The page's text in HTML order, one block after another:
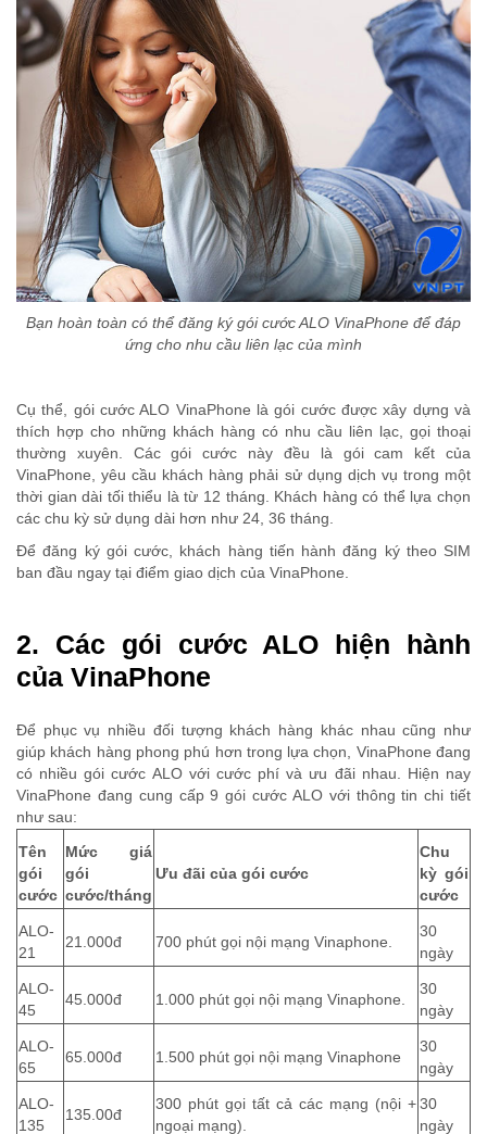
Bạn hoàn toàn có thể đăng ký gói cước ALO VinaPhone để đáp
ứng cho nhu cầu liên lạc của mình
Cụ thể, gói cước ALO VinaPhone là gói cước được xây dựng và
thích hợp cho những khách hàng có nhu cầu liên lạc, gọi thoại
thường xuyên. Các gói cước này đều là gói cam kết của
VinaPhone, yêu cầu khách hàng phải sử dụng dịch vụ trong một
thời gian dài tối thiểu là từ 12 tháng. Khách hàng có thể lựa chọn
các chu kỳ sử dụng dài hơn như 24, 36 tháng.
Để đăng ký gói cước, khách hàng tiến hành đăng ký theo SIM
ban đầu ngay tại điểm giao dịch của VinaPhone.
2. Các gói cước ALO hiện hành
của VinaPhone
Để phục vụ nhiều đối tượng khách hàng khác nhau cũng như
giúp khách hàng phong phú hơn trong lựa chọn, VinaPhone đang
có nhiều gói cước ALO với cước phí và ưu đãi nhau. Hiện nay
VinaPhone đang cung cấp 9 gói cước ALO với thông tin chi tiết
như sau:
Tên
gói
cước
Mức giá
gói
cước/tháng
Ưu đãi của gói cước
Chu
kỳ gói
cước
ALO-
21
21.000đ 700 phút gọi nội mạng Vinaphone.
30
ngày
ALO-
45
45.000đ 1.000 phút gọi nội mạng Vinaphone.
30
ngày
ALO-
65
65.000đ 1.500 phút gọi nội mạng Vinaphone
30
ngày
ALO-
135
135.00đ
300 phút gọi tất cả các mạng (nội +
ngoại mạng).
30
ngày